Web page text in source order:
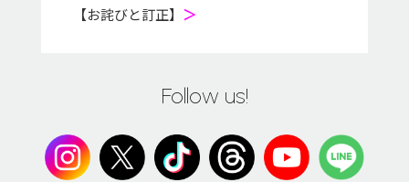
【お詫びと訂正】 ＞
Follow us!